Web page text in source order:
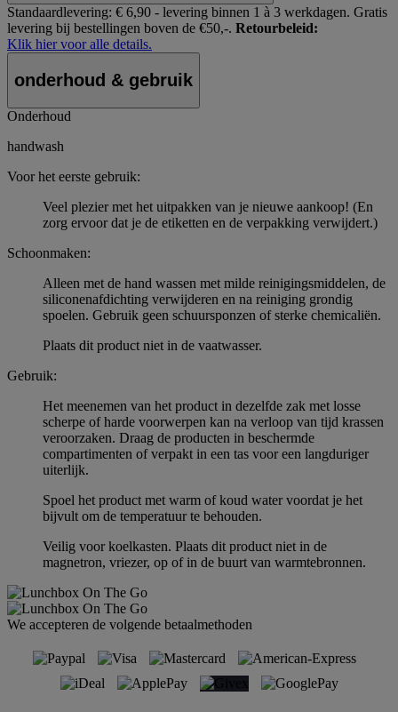
Standaardlevering: € 6,90 - levering binnen 1 à 3 werkdagen. Gratis
levering bij bestellingen boven de €50,-. Retourbeleid:
Klik hier voor alle details.
onderhoud & gebruik
Onderhoud
handwash
Voor het eerste gebruik:
Veel plezier met het uitpakken van je nieuwe aankoop! (En
zorg ervoor dat je de etiketten en de verpakking verwijdert.)
Schoonmaken:
Alleen met de hand wassen met milde reinigingsmiddelen, de
siliconenafdichting verwijderen en na reiniging grondig
spoelen. Gebruik geen schuursponzen of sterke chemicaliën.
Plaats dit product niet in de vaatwasser.
Gebruik:
Het meenemen van het product in dezelfde zak met losse
scherpe of harde voorwerpen kan na verloop van tijd krassen
veroorzaken. Draag de producten in beschermde
compartimenten of verpakt in een tas voor een langduriger
uiterlijk.
Spoel het product met warm of koud water voordat je het
bijvult om de temperatuur te behouden.
Veilig voor koelkasten. Plaats dit product niet in de
magnetron, vriezer, op of in de buurt van warmtebronnen.
We accepteren de volgende betaalmethoden